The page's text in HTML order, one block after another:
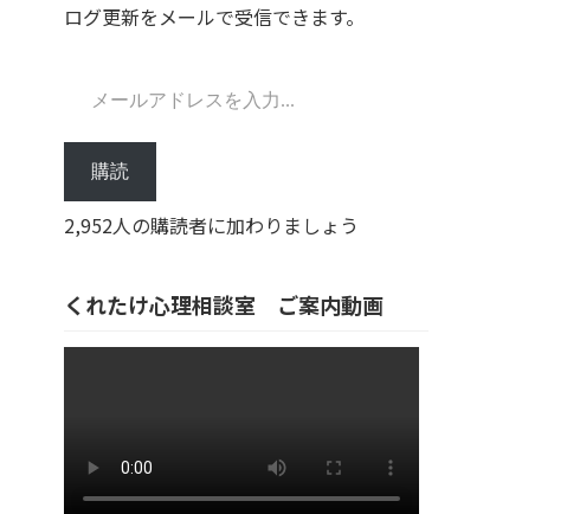
ログ更新をメールで受信できます。
購読
2,952人の購読者に加わりましょう
くれたけ心理相談室 ご案内動画